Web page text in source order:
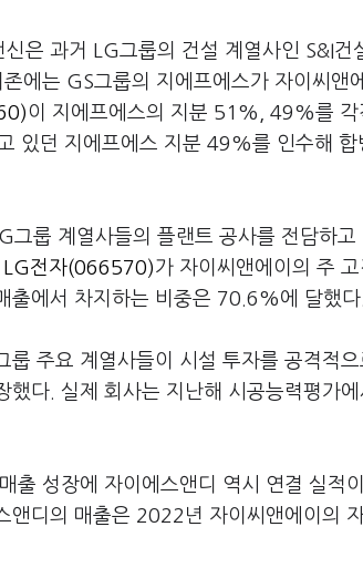
신은 과거 LG그룹의 건설 계열사인 S&I
에는 GS그룹의 지에프에스가 자이씨앤
이 지에프에스의 지분 51%, 49%를 각
있던 지에프에스 지분 49%를 인수해
그룹 계열사들의 플랜트 공사를 전담하
LG전자(066570)가 자이씨앤에이의 주
출에서 차지하는 비중은 70.6%에 달했다.
룹 주요 계열사들이 시설 투자를 공격적
했다. 실제 회사는 지난해 시공능력평가
출 성장에 자이에스앤디 역시 연결 실
앤디의 매출은 2022년 자이씨앤에이